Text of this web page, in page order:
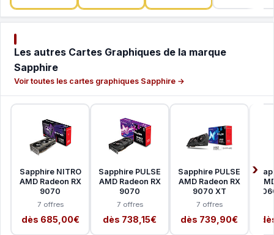
Les autres Cartes Graphiques de la marque
Sapphire
Voir toutes les cartes graphiques Sapphire →
Sapphire NITRO
AMD Radeon RX
9070
7 offres
dès 685,00€
Sapphire PULSE
AMD Radeon RX
9070
7 offres
dès 738,15€
Sapphire PULSE
AMD Radeon RX
9070 XT
7 offres
dès 739,90€